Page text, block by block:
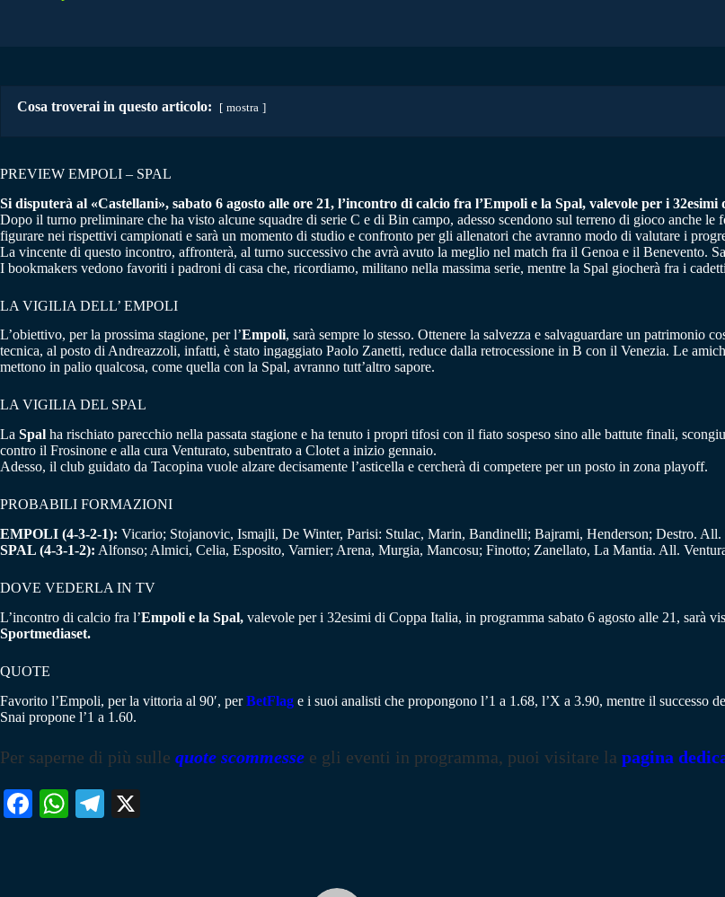
Cosa troverai in questo articolo: mostra
PREVIEW EMPOLI – SPAL
Si disputerà al «Castellani», sabato 6 agosto alle ore 21, l’incontro di calcio fra l’Empoli e la Spal, valevole per i
Dopo il turno preliminare che ha visto alcune squadre di serie C e di Bin campo, adesso scendono sul terreno di gioco anche
figurare nei rispettivi campionati e sarà un momento di studio e confronto per gli allenatori che avranno modo di valutare i
La vincente di questo incontro, affronterà, al turno successivo che avrà avuto la meglio nel match fra il Genoa e il Benevento.
I bookmakers vedono favoriti i padroni di casa che, ricordiamo, militano nella massima serie, mentre la Spal giocherà fra i
LA VIGILIA DELL’ EMPOLI
L’obiettivo, per la prossima stagione, per l’Empoli, sarà sempre lo stesso. Ottenere la salvezza e salvaguardare un patrimonio
tecnica, al posto di Andreazzoli, infatti, è stato ingaggiato Paolo Zanetti, reduce dalla retrocessione in B con il Venezia. Le
mettono in palio qualcosa, come quella con la Spal, avranno tutt’altro sapore.
LA VIGILIA DEL SPAL
La Spal ha rischiato parecchio nella passata stagione e ha tenuto i propri tifosi con il fiato sospeso sino alle battute finali,
contro il Frosinone e alla cura Venturato, subentrato a Clotet a inizio gennaio.
Adesso, il club guidato da Tacopina vuole alzare decisamente l’asticella e cercherà di competere per un posto in zona playoff.
PROBABILI FORMAZIONI
EMPOLI (4-3-2-1): Vicario; Stojanovic, Ismajli, De Winter, Parisi: Stulac, Marin, Bandinelli; Bajrami, Henderson; Destro. All.
SPAL (4-3-1-2): Alfonso; Almici, Celia, Esposito, Varnier; Arena, Murgia, Mancosu; Finotto; Zanellato, La Mantia. All.
DOVE VEDERLA IN TV
L’incontro di calcio fra l’Empoli e la Spal, valevole per i 32esimi di Coppa Italia, in programma sabato 6 agosto alle 21, sarà
Sportmediaset.
QUOTE
Favorito l’Empoli, per la vittoria al 90′, perBetFlag e i suoi analisti che propongono l’1 a 1.68, l’X a 3.90, mentre il successo
Snai propone l’1 a 1.60.
Per saperne di più sulle quote scommesse e gli eventi in programma, puoi visitare la pagina
Fa W
Te